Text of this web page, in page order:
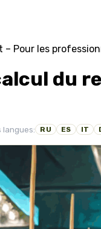
Pour les
du
langues: RU ES IT